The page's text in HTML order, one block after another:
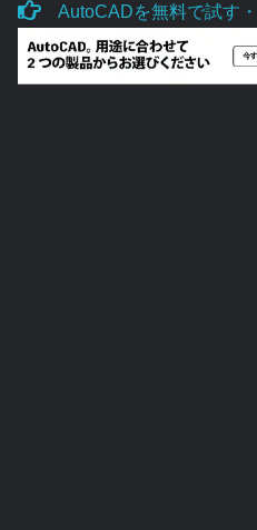
AutoCADを無料で試す